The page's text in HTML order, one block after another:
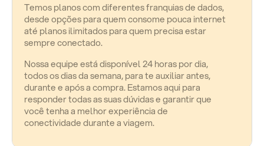
Temos planos com diferentes franquias de dados,
desde opções para quem consome pouca internet
até planos ilimitados para quem precisa estar
sempre conectado.
Nossa equipe está disponível 24 horas por dia,
todos os dias da semana, para te auxiliar antes,
durante e após a compra. Estamos aqui para
responder todas as suas dúvidas e garantir que
você tenha a melhor experiência de
conectividade durante a viagem.